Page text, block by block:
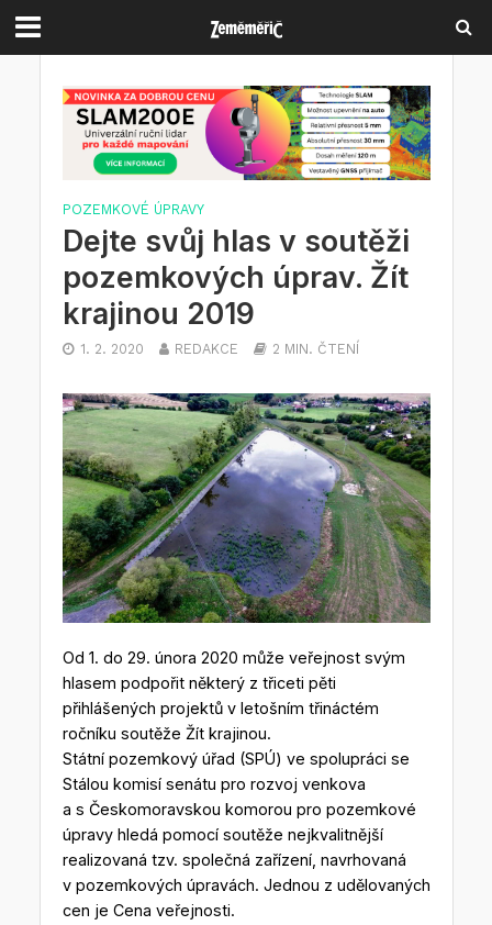
POZEMKOVÉ ÚPRAVY
Dejte svůj hlas v soutěži
pozemkových úprav. Žít
krajinou 2019
1. 2. 2020 REDAKCE 2 MIN. ČTENÍ
Od 1. do 29. února 2020 může veřejnost svým
hlasem podpořit některý z třiceti pěti
přihlášených projektů v letošním třináctém
ročníku soutěže Žít krajinou.
Státní pozemkový úřad (SPÚ) ve spolupráci se
Stálou komisí senátu pro rozvoj venkova
a s Českomoravskou komorou pro pozemkové
úpravy hledá pomocí soutěže nejkvalitnější
realizovaná tzv. společná zařízení, navrhovaná
v pozemkových úpravách. Jednou z udělovaných
cen je Cena veřejnosti.